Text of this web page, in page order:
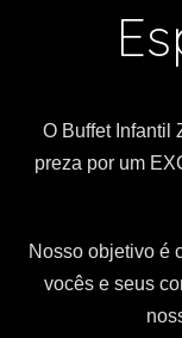
O Buffet Infantil
preza por um
Nosso objetivo é
vocês e seus